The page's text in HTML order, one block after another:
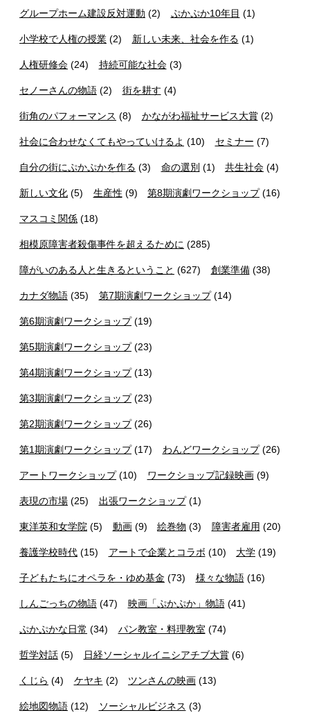
グループホーム建設反対運動 (2) ぷかぷか10年目 (1)
小学校で人権の授業 (2) 新しい未来、社会を作る (1)
人権研修会 (24) 持続可能な社会(3)
セノーさんの物語 (2) 街を耕す (4)
街角のパフォーマンス (8) かながわ福祉サービス大賞(2)
社会に合わせなくてもやっていけるよ (10) セミナー (7)
自分の街にぷかぷかを作る (3) 命の選別 (1) 共生社会 (4)
新しい文化 (5) 生産性 (9) 第8期演劇ワークショップ(16)
マスコミ関係 (18)
相模原障害者殺傷事件を超えるために (285)
障がいのある人と生きるということ (627) 創業準備(38)
カナダ物語 (35) 第7期演劇ワークショップ(14)
第6期演劇ワークショップ(19)
第5期演劇ワークショップ(23)
第4期演劇ワークショップ(13)
第3期演劇ワークショップ(23)
第2期演劇ワークショップ(26)
第1期演劇ワークショップ(17) わんどワークショップ(26)
アートワークショップ(10) ワークショップ記録映画(9)
表現の市場 (25) 出張ワークショップ(1)
東洋英和女学院 (5) 動画(9) 絵巻物 (3) 障害者雇用 (20)
養護学校時代 (15) アートで企業とコラボ (10) 大学 (19)
子どもたちにオペラを・ゆめ基金 (73) 様々な物語(16)
しんごっちの物語 (47) 映画「ぷかぷか」物語(41)
ぷかぷかな日常 (34) パン教室・料理教室 (74)
哲学対話 (5) 日経ソーシャルイニシアチブ大賞(6)
くじら (4) ケヤキ (2) ツンさんの映画 (13)
絵地図物語 (12) ソーシャルビジネス (3)